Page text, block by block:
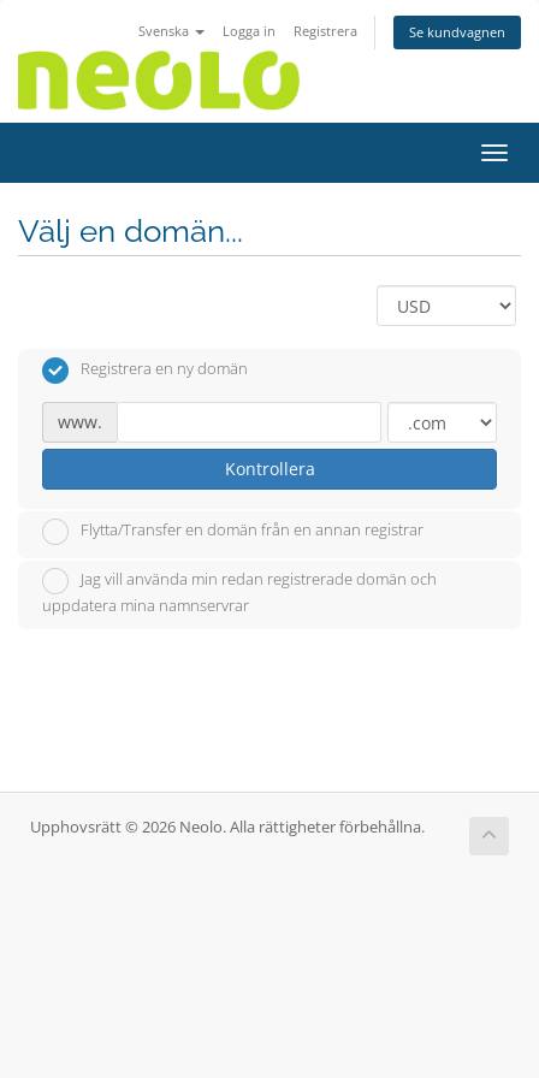
Svenska Logga in Registrera Se kundvagnen
Välj en domän...
Registrera en ny domän
www.
Kontrollera
Flytta/Transfer en domän från en annan registrar
Jag vill använda min redan registrerade domän och
uppdatera mina namnservrar
Upphovsrätt © 2026 Neolo. Alla rättigheter förbehållna.